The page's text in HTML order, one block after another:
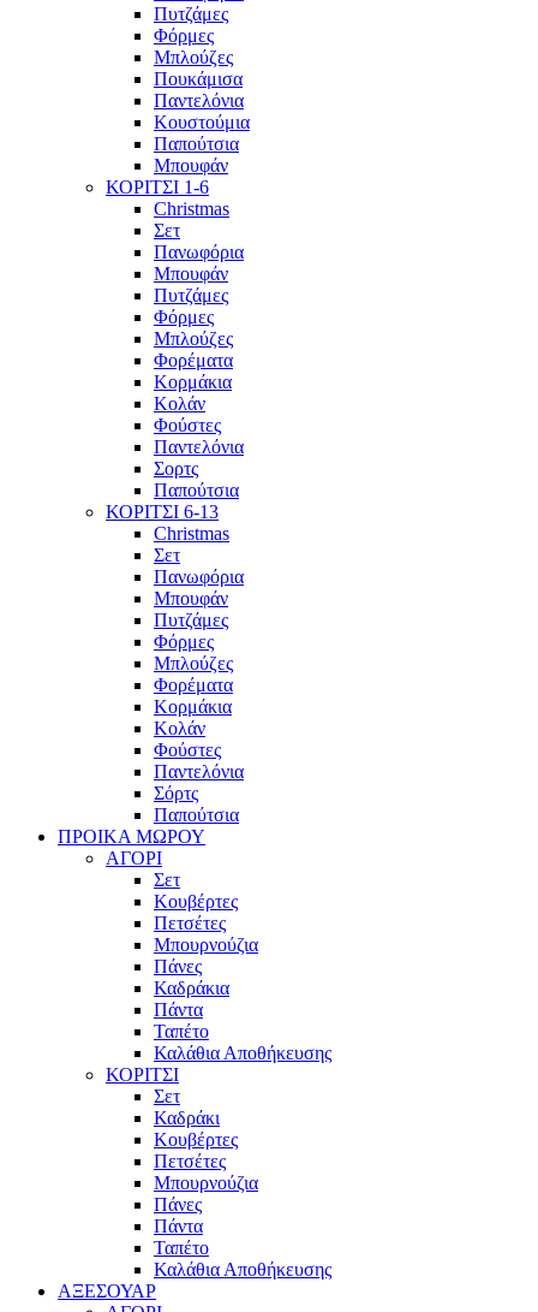
Πυτζάμες
Φόρμες
Μπλούζες
Πουκάμισα
Παντελόνια
Κουστούμια
Παπούτσια
Μπουφάν
ΚΟΡΙΤΣΙ 1-6
Christmas
Σετ
Πανωφόρια
Μπουφάν
Πυτζάμες
Φόρμες
Μπλούζες
Φορέματα
Κορμάκια
Κολάν
Φούστες
Παντελόνια
Σορτς
Παπούτσια
ΚΟΡΙΤΣΙ 6-13
Christmas
Σετ
Πανωφόρια
Μπουφάν
Πυτζάμες
Φόρμες
Μπλούζες
Φορέματα
Κορμάκια
Κολάν
Φούστες
Παντελόνια
Σόρτς
Παπούτσια
ΠΡΟΙΚΑ ΜΩΡΟΥ
ΑΓΟΡΙ
Σετ
Κουβέρτες
Πετσέτες
Μπουρνούζια
Πάνες
Καδράκια
Πάντα
Ταπέτο
Καλάθια Αποθήκευσης
ΚΟΡΙΤΣΙ
Σετ
Καδράκι
Κουβέρτες
Πετσέτες
Μπουρνούζια
Πάνες
Πάντα
Ταπέτο
Καλάθια Αποθήκευσης
ΑΞΕΣΟΥΑΡ